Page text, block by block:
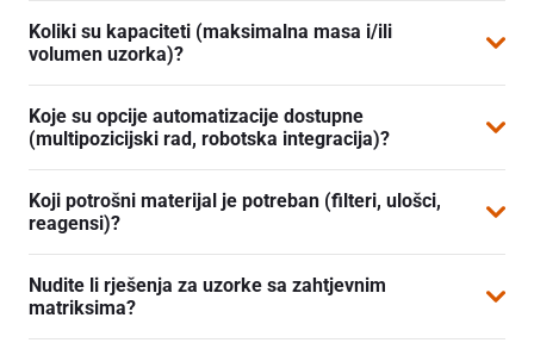
digestore, automatske ekstraktore otopinama (ASE),
sisteme.
Koliki su kapaciteti (maksimalna masa i/ili
volumen uzorka)?
grama do stotine grama (ili mililitara za otopine). Za
preporučenom maksimalnom kapacitetu.
Koje su opcije automatizacije dostupne
(multipozicijski rad, robotska integracija)?
(autosampleri), rukovanje uzorcima uz pomoć robota i
automatizaciju procesa.
Koji potrošni materijal je potreban (filteri, ulošci,
reagensi)?
ulošci za ekstrakciju na čvrstom nosaču (engl.
Nudite li rješenja za uzorke sa zahtjevnim
matriksima?